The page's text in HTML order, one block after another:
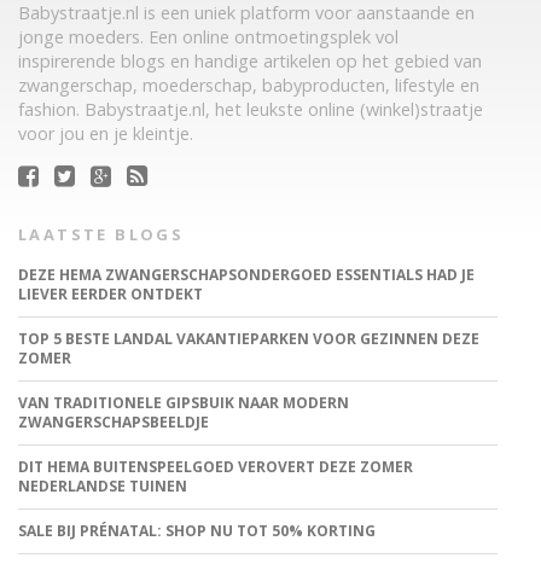
Babystraatje.nl is een uniek platform voor aanstaande en
jonge moeders. Een online ontmoetingsplek vol
inspirerende blogs en handige artikelen op het gebied van
zwangerschap, moederschap, babyproducten, lifestyle en
fashion. Babystraatje.nl, het leukste online (winkel)straatje
voor jou en je kleintje.
LAATSTE BLOGS
DEZE HEMA ZWANGERSCHAPSONDERGOED ESSENTIALS HAD JE
LIEVER EERDER ONTDEKT
TOP 5 BESTE LANDAL VAKANTIEPARKEN VOOR GEZINNEN DEZE
ZOMER
VAN TRADITIONELE GIPSBUIK NAAR MODERN
ZWANGERSCHAPSBEELDJE
DIT HEMA BUITENSPEELGOED VEROVERT DEZE ZOMER
NEDERLANDSE TUINEN
SALE BIJ PRÉNATAL: SHOP NU TOT 50% KORTING